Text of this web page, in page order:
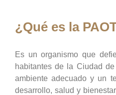
¿Qué es la
Es un organismo que
habitantes de la Ciudad
ambiente adecuado y un
desarrollo, salud y